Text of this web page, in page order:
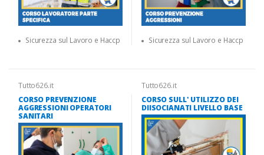
Sicurezza sul Lavoro e Haccp Sicurezza sul Lavoro e Haccp
Tutto626.it
CORSO PREVENZIONE
AGGRESSIONI OPERATORI
SANITARI
Tutto626.it
CORSO SULL' UTILIZZO DEI
DIISOCIANATI LIVELLO BASE